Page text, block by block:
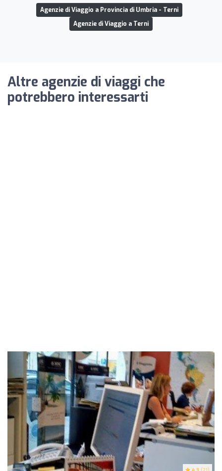
Agenzie di Viaggio a Provincia di Umbria - Terni
Agenzie di Viaggio a Terni
Altre agenzie di viaggi che
potrebbero interessarti